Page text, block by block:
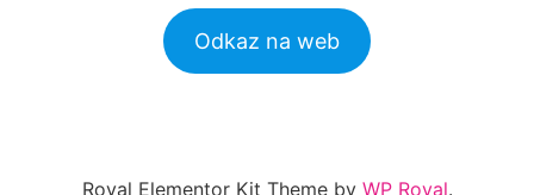
Odkaz na web
Royal Elementor Kit Theme by WP Royal.